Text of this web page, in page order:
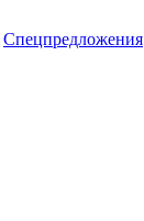
Спецпредложения